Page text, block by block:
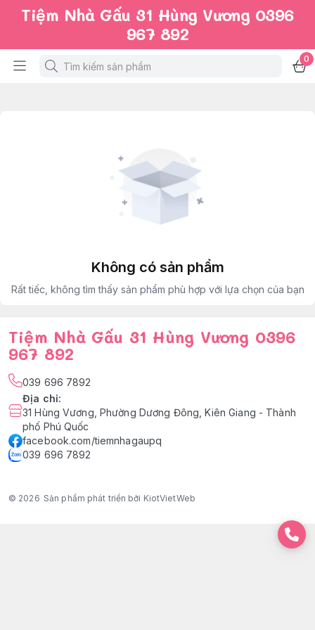
Tiệm Nhà Gấu 31 Hùng Vương 0396
967 892
0
Không có sản phẩm
Rất tiếc, không tìm thấy sản phẩm phù hợp với lựa chọn của bạn
Tiệm Nhà Gấu 31 Hùng Vương 0396
967 892
039 696 7892
Địa chỉ:
31 Hùng Vương, Phường Dương Đông, Kiên Giang - Thành
phố Phú Quốc
facebook.com/tiemnhagaupq
039 696 7892
© 2026 Sản phẩm phát triển bởi KiotVietWeb